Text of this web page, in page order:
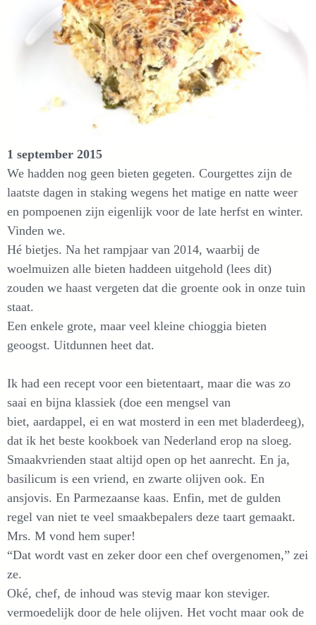
1 september 2015
We hadden nog geen bieten gegeten. Courgettes zijn de
laatste dagen in staking wegens het matige en natte weer
en pompoenen zijn eigenlijk voor de late herfst en winter.
Vinden we.
Hé bietjes. Na het rampjaar van 2014, waarbij de
woelmuizen alle bieten haddeen uitgehold (lees dit)
zouden we haast vergeten dat die groente ook in onze tuin
staat.
Een enkele grote, maar veel kleine chioggia bieten
geoogst. Uitdunnen heet dat.
Ik had een recept voor een bietentaart, maar die was zo
saai en bijna klassiek (doe een mengsel van
biet, aardappel, ei en wat mosterd in een met bladerdeeg),
dat ik het beste kookboek van Nederland erop na sloeg.
Smaakvrienden staat altijd open op het aanrecht. En ja,
basilicum is een vriend, en zwarte olijven ook. En
ansjovis. En Parmezaanse kaas. Enfin, met de gulden
regel van niet te veel smaakbepalers deze taart gemaakt.
Mrs. M vond hem super!
“Dat wordt vast en zeker door een chef overgenomen,” zei
ze.
Oké, chef, de inhoud was stevig maar kon steviger.
vermoedelijk door de hele olijven. Het vocht maar ook de